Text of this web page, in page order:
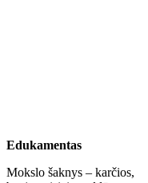
Edukamentas
Mokslo šaknys – karčios,